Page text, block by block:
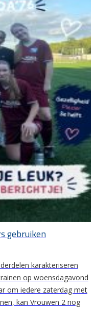
gebruiken
karakteriseren
op woensdagavond
om iedere zaterdag met
kan Vrouwen 2 nog